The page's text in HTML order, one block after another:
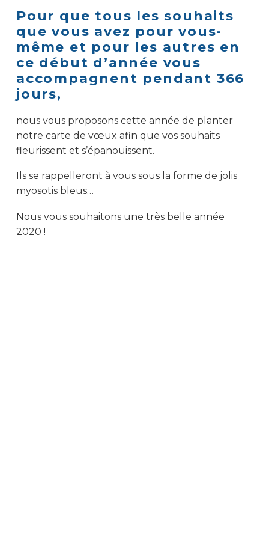
Pour que tous les souhaits
que vous avez pour vous-
même et pour les autres en
ce début d’année vous
accompagnent pendant 366
jours,
nous vous proposons cette année de planter
notre carte de vœux afin que vos souhaits
fleurissent et s’épanouissent.
Ils se rappelleront à vous sous la forme de jolis
myosotis bleus…
Nous vous souhaitons une très belle année
2020 !